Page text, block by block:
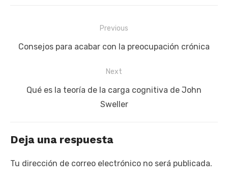
de
Previous
Previous
Consejos para acabar con la preocupación crónica
Next
NextQué es la teoría de la carga cognitiva de John
Sweller
Deja una respuesta
Tu dirección de correo electrónico no será publicada.